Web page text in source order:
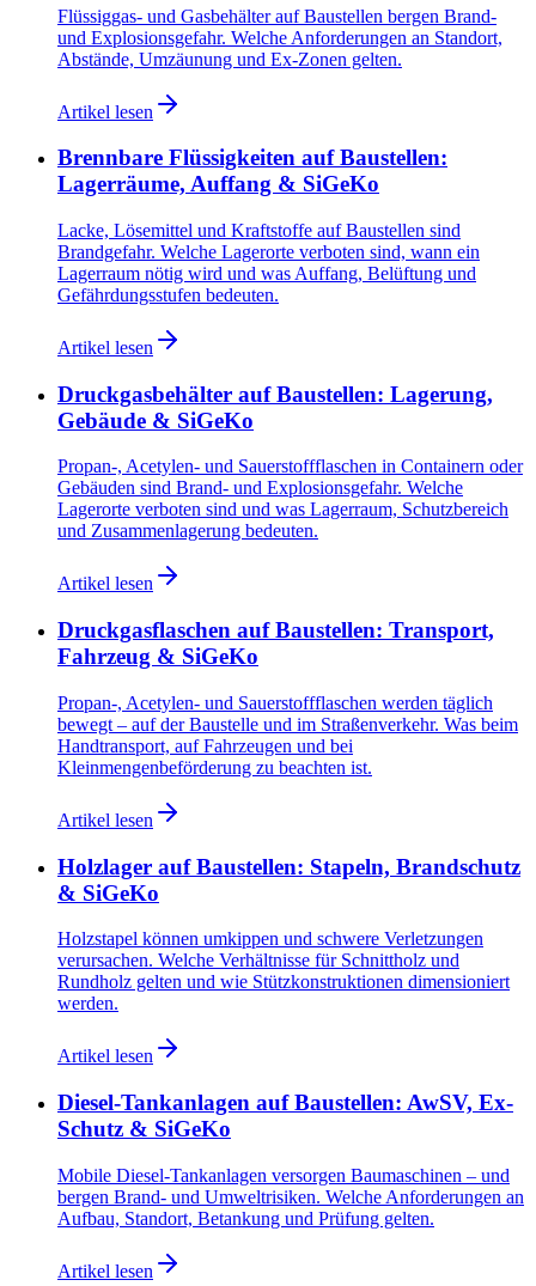
Flüssiggas- und Gasbehälter auf Baustellen bergen Brand-
und Explosionsgefahr. Welche Anforderungen an Standort,
Abstände, Umzäunung und Ex-Zonen gelten.
Artikel lesen
Brennbare Flüssigkeiten auf Baustellen:
Lagerräume, Auffang & SiGeKo
Lacke, Lösemittel und Kraftstoffe auf Baustellen sind
Brandgefahr. Welche Lagerorte verboten sind, wann ein
Lagerraum nötig wird und was Auffang, Belüftung und
Gefährdungsstufen bedeuten.
Artikel lesen
Druckgasbehälter auf Baustellen: Lagerung,
Gebäude & SiGeKo
Propan-, Acetylen- und Sauerstoffflaschen in Containern oder
Gebäuden sind Brand- und Explosionsgefahr. Welche
Lagerorte verboten sind und was Lagerraum, Schutzbereich
und Zusammenlagerung bedeuten.
Artikel lesen
Druckgasflaschen auf Baustellen: Transport,
Fahrzeug & SiGeKo
Propan-, Acetylen- und Sauerstoffflaschen werden täglich
bewegt – auf der Baustelle und im Straßenverkehr. Was beim
Handtransport, auf Fahrzeugen und bei
Kleinmengenbeförderung zu beachten ist.
Artikel lesen
Holzlager auf Baustellen: Stapeln, Brandschutz
& SiGeKo
Holzstapel können umkippen und schwere Verletzungen
verursachen. Welche Verhältnisse für Schnittholz und
Rundholz gelten und wie Stützkonstruktionen dimensioniert
werden.
Artikel lesen
Diesel-Tankanlagen auf Baustellen: AwSV, Ex-
Schutz & SiGeKo
Mobile Diesel-Tankanlagen versorgen Baumaschinen – und
bergen Brand- und Umweltrisiken. Welche Anforderungen an
Aufbau, Standort, Betankung und Prüfung gelten.
Artikel lesen